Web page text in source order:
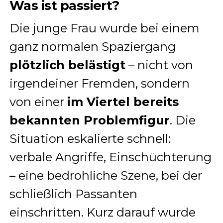
Was ist passiert?
Die junge Frau wurde bei einem
ganz normalen Spaziergang
plötzlich belästigt– nicht von
irgendeiner Fremden, sondern
von einer im Viertel bereits
bekannten Problemfigur. Die
Situation eskalierte schnell:
verbale Angriffe, Einschüchterung
– eine bedrohliche Szene, bei der
schließlich Passanten
einschritten. Kurz darauf wurde